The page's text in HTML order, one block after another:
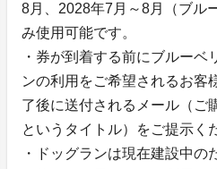
8月、2028年7月～8月（ブル
み使用可能です。
・券が到着する前にブルーベ
ンの利用をご希望されるお客
了後に送付されるメール（ご
というタイトル）をご提示く
・ドッグランは現在建設中の